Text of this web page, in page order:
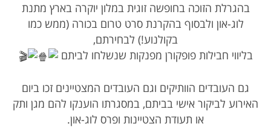
בהגרלת הזוכה בחופשה זוגית במלון יוקרה בארץ מתנת
לוג-און ולבסוף בהקרנת סרט טרום בכורה (ממש כמו
בקולנוע!) לבחירתם,
בליווי חבילות פופקורן מפנקות שנשלחו לביתם
גם העובדים הוותיקים וגם העובדים המצטיינים זכו ביום
האירוע לביקור אישי בביתם, במסגרתו הוענקו להם מגן ותק
או תעודת הצטיינות ופרס לוג-און.